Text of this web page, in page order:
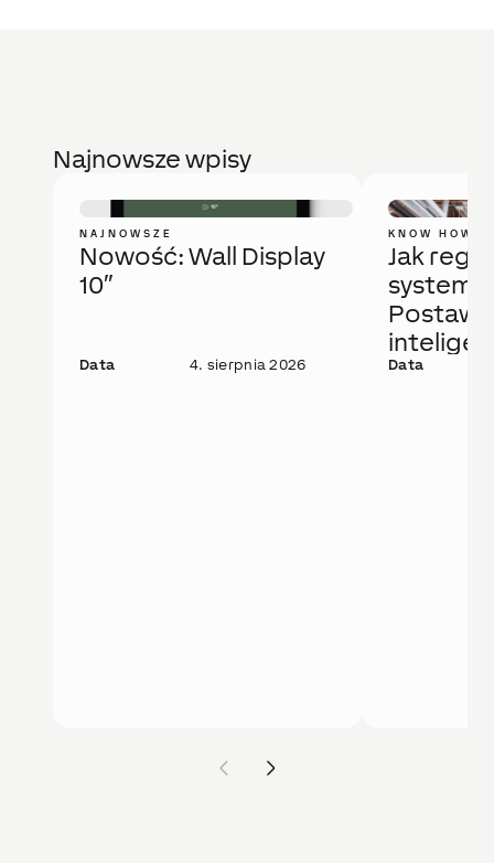
Najnowsze wpisy
NAJNOWSZE
Nowość: Wall Display
10″
Data 4. sierpnia 2026
KNOW HOW
Jak
system
Postaw
Data